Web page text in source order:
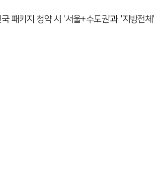
패키지 청약 시 '서울+수도권'과 '지방전